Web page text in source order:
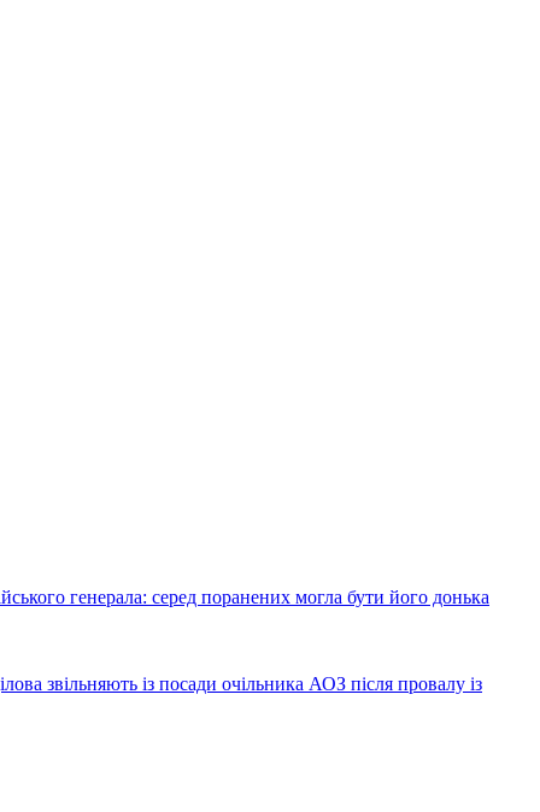
генерала: серед поранених могла бути його донька
звільняють із посади очільника АОЗ після провалу із